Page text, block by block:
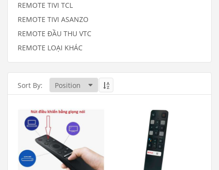
REMOTE TIVI TCL
REMOTE TIVI ASANZO
REMOTE ĐẦU THU VTC
REMOTE LOẠI KHÁC
Sort By: